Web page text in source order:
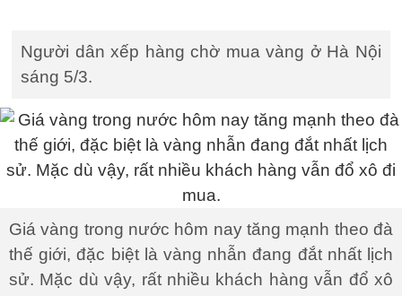
Người dân xếp hàng chờ mua vàng ở Hà Nội
sáng 5/3.
Giá vàng trong nước hôm nay tăng mạnh theo đà
thế giới, đặc biệt là vàng nhẫn đang đắt nhất lịch
sử. Mặc dù vậy, rất nhiều khách hàng vẫn đổ xô